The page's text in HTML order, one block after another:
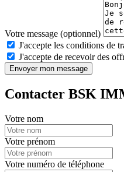
Votre message (optionnel)
J'accepte les conditions de
J'accepte de recevoir des
Envoyer mon message
Contacter BSK
Votre nom
Votre prénom
Votre numéro de téléphone